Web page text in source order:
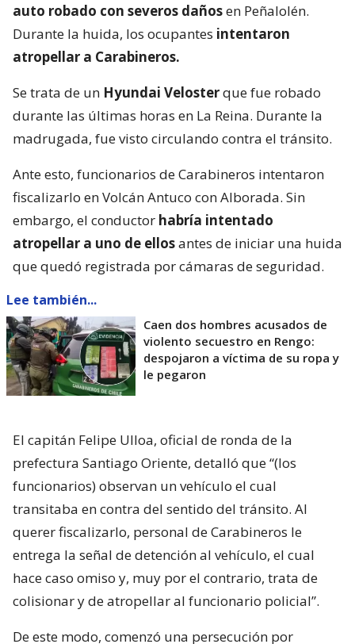
auto robado con severos dañosen Peñalolén.
Durante la huida, los ocupantes intentaron
atropellar a Carabineros.
Se trata de un Hyundai Velosterque fue robado
durante las últimas horas en La Reina. Durante la
madrugada, fue visto circulando contra el tránsito.
Ante esto, funcionarios de Carabineros intentaron
fiscalizarlo en Volcán Antuco con Alborada. Sin
embargo, el conductor habría intentado
atropellar a uno de ellosantes de iniciar una huida
que quedó registrada por cámaras de seguridad.
Lee también...
Caen dos hombres acusados de
violento secuestro en Rengo:
despojaron a víctima de su ropa y
le pegaron
El capitán Felipe Ulloa, oficial de ronda de la
prefectura Santiago Oriente, detalló que “(los
funcionarios) observan un vehículo el cual
transitaba en contra del sentido del tránsito. Al
querer fiscalizarlo, personal de Carabineros le
entrega la señal de detención al vehículo, el cual
hace caso omiso y, muy por el contrario, trata de
colisionar y de atropellar al funcionario policial”.
De este modo, comenzó una persecución por